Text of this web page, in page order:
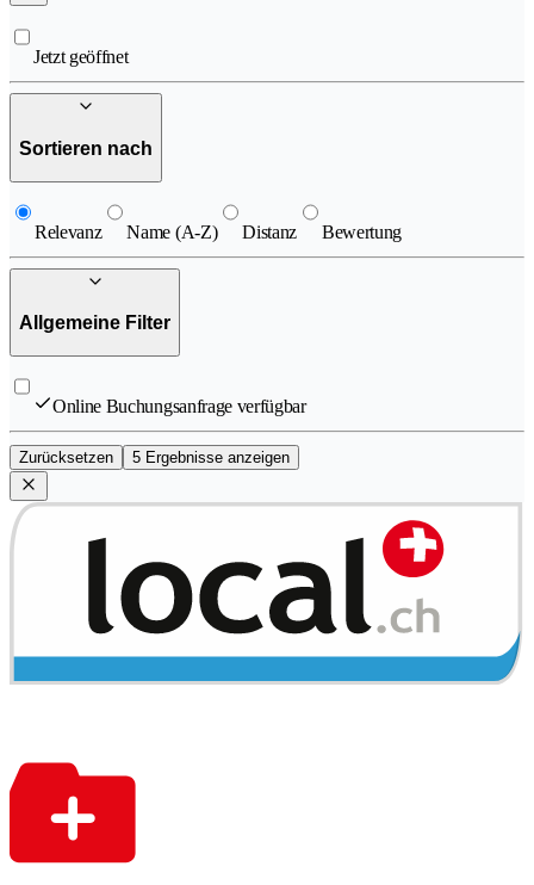
Jetzt geöffnet
Sortieren nach
Relevanz Name (A-Z) Distanz Bewertung
Allgemeine Filter
Online Buchungsanfrage verfügbar
Zurücksetzen 5 Ergebnisse anzeigen